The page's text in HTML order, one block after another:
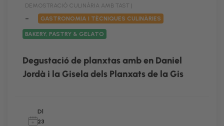
DEMOSTRACIÓ CULINÀRIA AMB TAST |
–
GASTRONOMIA I TÈCNIQUES CULINÀRIES
BAKERY, PASTRY & GELATO
Degustació de planxtas amb en Daniel
Jordà i la Gisela dels Planxats de la Gis
Dl
23